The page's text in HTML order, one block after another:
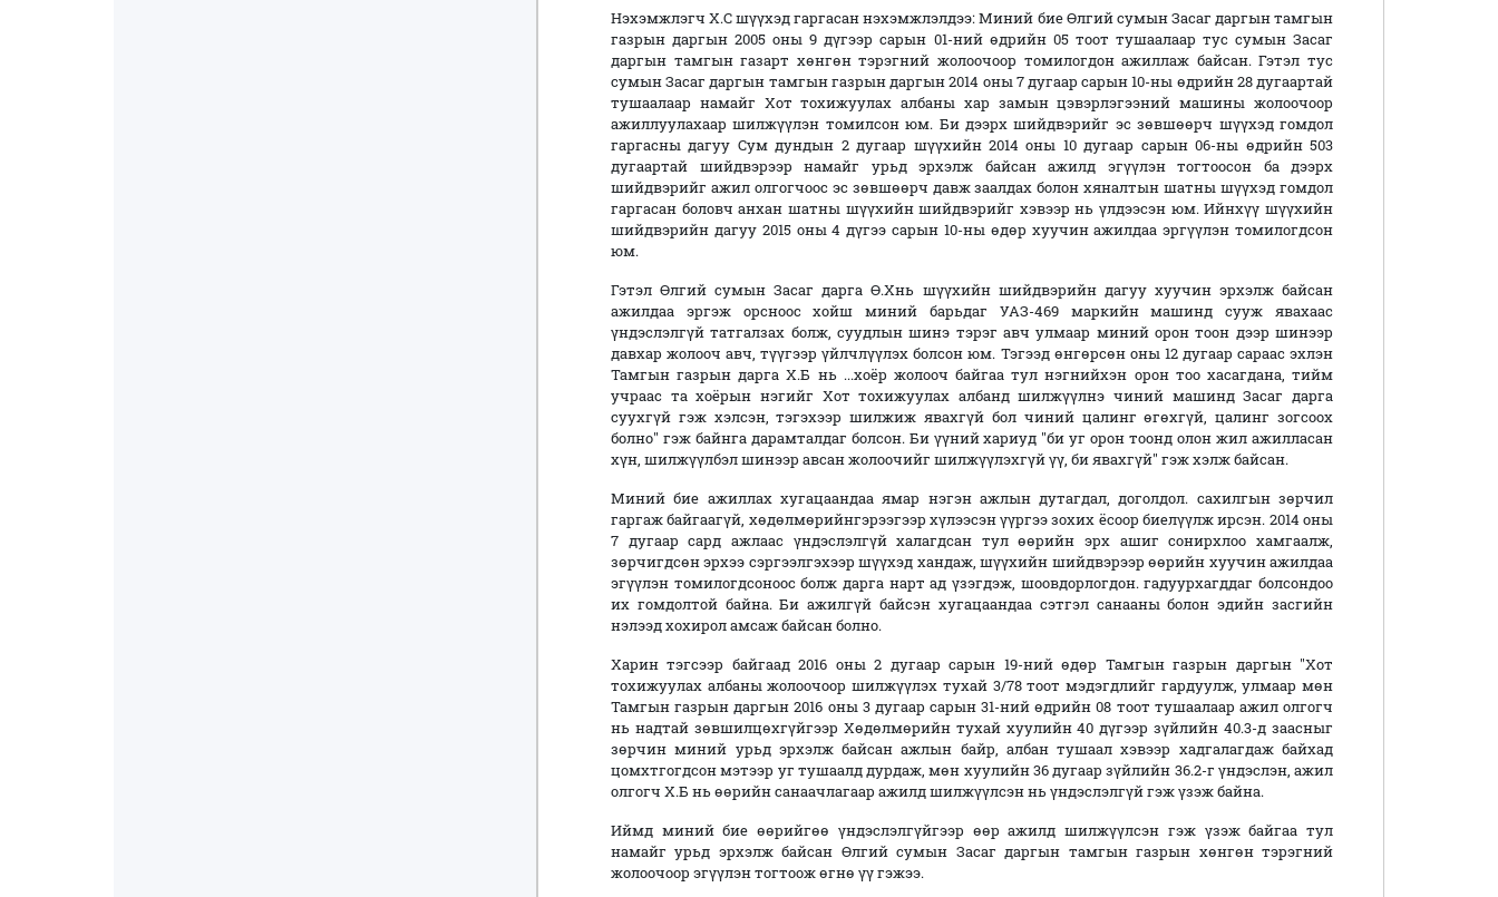
Нэхэмжлэгч Х.С шүүхэд гаргасан нэхэмжлэлдээ: Миний бие Өлгий сумын Засаг даргын тамгын
газрын даргын 2005 оны 9 дүгээр сарын 01-ний өдрийн 05 тоот тушаалаар тус сумын Засаг
даргын тамгын газарт хөнгөн тэрэгний жолоочоор томилогдон ажиллаж байсан. Гэтэл тус
сумын Засаг даргын тамгын газрын даргын 2014 оны 7 дугаар сарын 10-ны өдрийн 28 дугаартай
тушаалаар намайг Хот тохижуулах албаны хар замын цэвэрлэгээний машины жолоочоор
ажиллуулахаар шилжүүлэн томилсон юм. Би дээрх шийдвэрийг эс зөвшөөрч шүүхэд гомдол
гаргасны дагуу Сум дундын 2 дугаар шүүхийн 2014 оны 10 дугаар сарын 06-ны өдрийн 503
дугаартай шийдвэрээр намайг урьд эрхэлж байсан ажилд эгүүлэн тогтоосон ба дээрх
шийдвэрийг ажил олгогчоос эс зөвшөөрч давж заалдах болон хяналтын шатны шүүхэд гомдол
гаргасан боловч анхан шатны шүүхийн шийдвэрийг хэвээр нь үлдээсэн юм. Ийнхүү шүүхийн
шийдвэрийн дагуу 2015 оны 4 дүгээ сарын 10-ны өдөр хуучин ажилдаа эргүүлэн томилогдсон
юм.
Гэтэл Өлгий сумын Засаг дарга Ө.Хнь шүүхийн шийдвэрийн дагуу хуучин эрхэлж байсан
ажилдаа эргэж орсноос хойш миний барьдаг УАЗ-469 маркийн машинд сууж явахаас
үндэслэлгүй татгалзах болж, суудлын шинэ тэрэг авч улмаар миний орон тоон дээр шинээр
давхар жолооч авч, түүгээр үйлчлүүлэх болсон юм. Тэгээд өнгөрсөн оны 12 дугаар сараас эхлэн
Тамгын газрын дарга Х.Б нь ...хоёр жолооч байгаа тул нэгнийхэн орон тоо хасагдана, тийм
учраас та хоёрын нэгийг Хот тохижуулах албанд шилжүүлнэ чиний машинд Засаг дарга
суухгүй гэж хэлсэн, тэгэхээр шилжиж явахгүй бол чиний цалинг өгөхгүй, цалинг зогсоох
болно" гэж байнга дарамталдаг болсон. Би үүний хариуд "би уг орон тоонд олон жил ажилласан
хүн, шилжүүлбэл шинээр авсан жолоочийг шилжүүлэхгүй үү, би явахгүй" гэж хэлж байсан.
Миний бие ажиллах хугацаандаа ямар нэгэн ажлын дутагдал, доголдол. сахилгын зөрчил
гаргаж байгаагүй, хөдөлмөрийнгэрээгээр хүлээсэн үүргээ зохих ёсоор биелүүлж ирсэн. 2014 оны
7 дугаар сард ажлаас үндэслэлгүй халагдсан тул өөрийн эрх ашиг сонирхлоо хамгаалж,
зөрчигдсөн эрхээ сэргээлгэхээр шүүхэд хандаж, шүүхийн шийдвэрээр өөрийн хуучин ажилдаа
эгүүлэн томилогдсоноос болж дарга нарт ад үзэгдэж, шоовдорлогдон. гадуурхагддаг болсондоо
их гомдолтой байна. Би ажилгүй байсэн хугацаандаа сэтгэл санааны болон эдийн засгийн
нэлээд хохирол амсаж байсан болно.
Харин тэгсээр байгаад 2016 оны 2 дугаар сарын 19-ний өдөр Тамгын газрын даргын "Хот
тохижуулах албаны жолоочоор шилжүүлэх тухай 3/78 тоот мэдэгдлийг гардуулж, улмаар мөн
Тамгын газрын даргын 2016 оны 3 дугаар сарын 31-ний өдрийн 08 тоот тушаалаар ажил олгогч
нь надтай зөвшилцөхгүйгээр Хөдөлмөрийн тухай хуулийн 40 дүгээр зүйлийн 40.3-д заасныг
зөрчин миний урьд эрхэлж байсан ажлын байр, албан тушаал хэвээр хадгалагдаж байхад
цомхтгогдсон мэтээр уг тушаалд дурдаж, мөн хуулийн 36 дугаар зүйлийн 36.2-г үндэслэн, ажил
олгогч Х.Б нь өөрийн санаачлагаар ажилд шилжүүлсэн нь үндэслэлгүй гэж үзэж байна.
Иймд миний бие өөрийгөө үндэслэлгүйгээр өөр ажилд шилжүүлсэн гэж үзэж байгаа тул
намайг урьд эрхэлж байсан Өлгий сумын Засаг даргын тамгын газрын хөнгөн тэрэгний
жолоочоор эгүүлэн тогтоож өгнө үү гэжээ.